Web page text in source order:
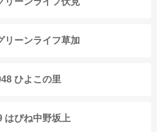
リーンライフ草加
ひよこの里
はぴね中野坂上